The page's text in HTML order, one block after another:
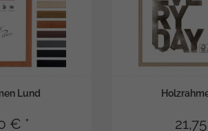
Lund
€ *